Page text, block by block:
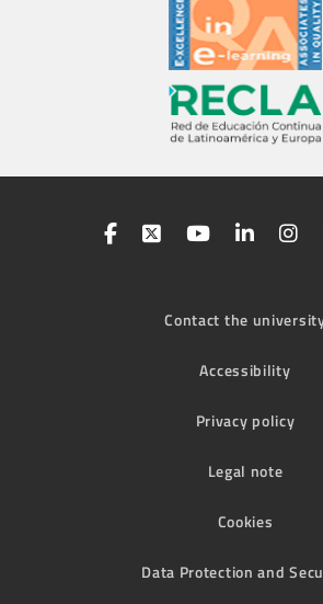
Contact the
Accessibility
Privacy policy
Legal note
Cookies
Data Protection and